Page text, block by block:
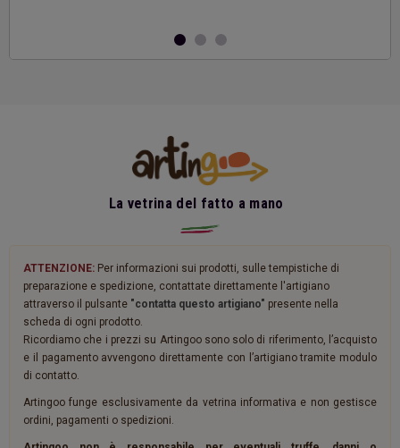
La vetrina del fatto a mano
ATTENZIONE: Per informazioni sui prodotti, sulle tempistiche di
preparazione e spedizione, contattate direttamente l'artigiano
attraverso il pulsante "contatta questo artigiano" presente nella
scheda di ogni prodotto.
Ricordiamo che i prezzi su Artingoo sono solo di riferimento, l’acquisto
e il pagamento avvengono direttamente con l’artigiano tramite modulo
di contatto.
Artingoo funge esclusivamente da vetrina informativa e non gestisce
ordini, pagamenti o spedizioni.